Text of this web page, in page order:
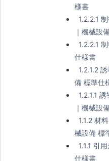
様書
1.2.2.1
｜機械設
1.2.2.1
仕様書
1.2.1.2
備 標準仕
1.2.1.1
｜機械設
1.1.2 材
械設備 標
1.1.1 引
仕様書